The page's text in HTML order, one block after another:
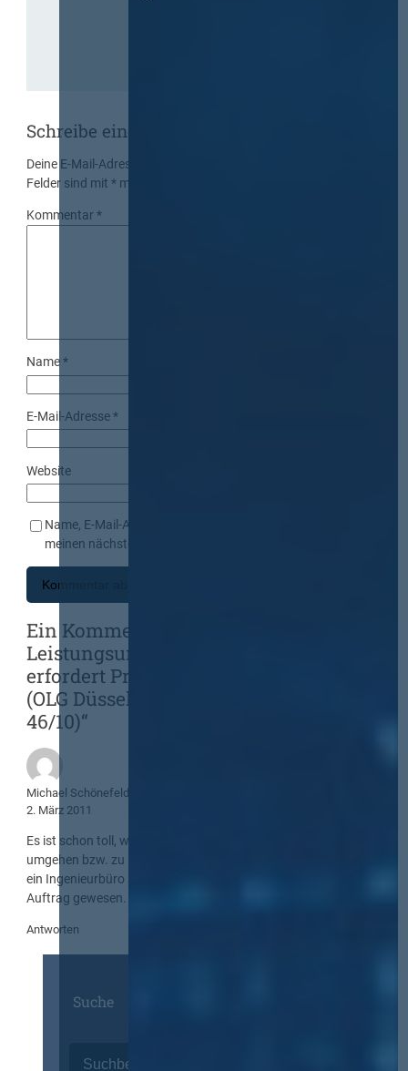
Schreibe einen Kommentar
Deine E-Mail-Adresse wird nicht veröffentlicht.
Felder sind mit* markiert
Kommentar*
Name*
E-Mail-Adresse*
Website
Name, E-Mail-Adresse und Website in diesem Browser für
meinen nächsten Kommentar speichern.
Ein Kommentar zu „Änderung des
Leistungsumfangs nach Submission
erfordert Preisanpassung der Bieter
(OLG Düsseldorf, 05.01.2011 – VII-Verg
46/10)“
Michael Schönefeld
2. März 2011
Es ist schon toll, wie „qualifizierte“ Auftraggeber die VOB zu
umgehen bzw. zu interpretieren versuchen. Das sollte einmal
ein Ingenieurbüro so dem AG vorschlagen. Es wäre sein letzter
Auftrag gewesen.
Antworten
Suche